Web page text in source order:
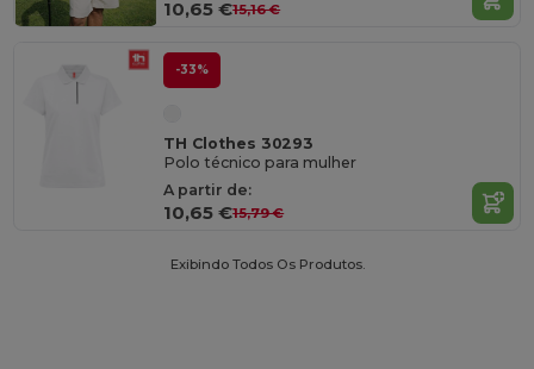
10,65 €15,16 €
-33%
TH Clothes 30293
Polo técnico para mulher
A partir de:
10,65 €15,79 €
Exibindo Todos Os Produtos.